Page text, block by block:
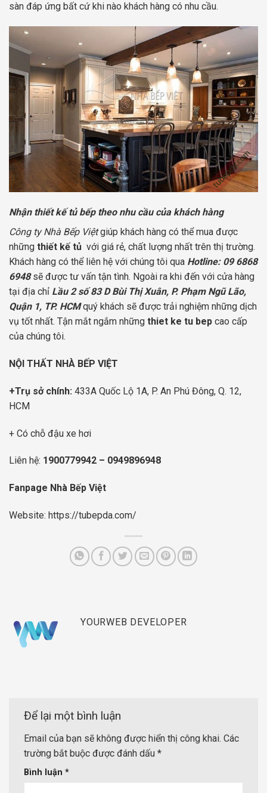
sàn đáp ứng bất cứ khi nào khách hàng có nhu cầu.
Nhận thiết kế tủ bếp theo nhu cầu của khách hàng
Công ty Nhà Bếp Việtgiúp khách hàng có thể mua được
những thiết kế tủ với giá rẻ, chất lượng nhất trên thị trường.
Khách hàng có thể liên hệ với chúng tôi qua Hotline: 09 6868
6948sẽ được tư vấn tận tình. Ngoài ra khi đến với cửa hàng
tại địa chỉ Lầu 2 số 83 D Bùi Thị Xuân, P. Phạm Ngũ Lão,
Quận 1, TP. HCMquý khách sẽ được trải nghiệm những dịch
vụ tốt nhất. Tận mắt ngắm những thiet ke tu bep cao cấp
của chúng tôi.
NỘI THẤT NHÀ BẾP VIỆT
+Trụ sở chính: 433A Quốc Lộ 1A, P. An Phú Đông, Q. 12,
HCM
+ Có chỗ đậu xe hơi
Liên hệ: 1900779942 – 0949896948
Fanpage Nhà Bếp Việt
Website: https://tubepda.com/
YOURWEB DEVELOPER
Để lại một bình luận
Email của bạn sẽ không được hiển thị công khai. Các
trường bắt buộc được đánh dấu *
Bình luận *